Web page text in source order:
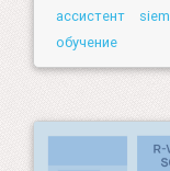
ассистент
siem
обучение